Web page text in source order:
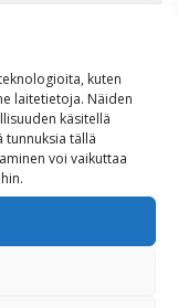
kuten
laitetietoja. Näiden
käsitellä
tunnuksia tällä
voi vaikuttaa